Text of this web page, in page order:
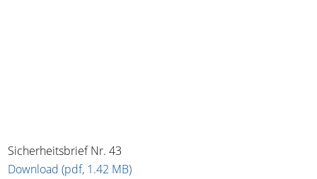
Sicherheitsbrief Nr. 43
Download (pdf, 1.42 MB)